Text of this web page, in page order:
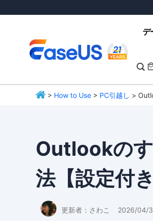
デ

> How to Use > PC引越し >
Outlookの
法【設定付き
更新者： さわこ 2026/04/